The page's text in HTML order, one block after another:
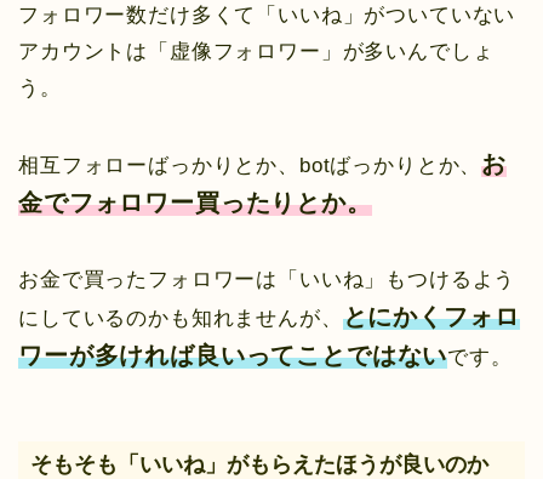
フォロワー数だけ多くて「いいね」がついていない
アカウントは「虚像フォロワー」が多いんでしょ
う。
相互フォローばっかりとか、botばっかりとか、お
金でフォロワー買ったりとか。
お金で買ったフォロワーは「いいね」もつけるよう
にしているのかも知れませんが、 とにかくフォロ
ワーが多ければ良いってことではないです。
そもそも「いいね」がもらえたほうが良いのか